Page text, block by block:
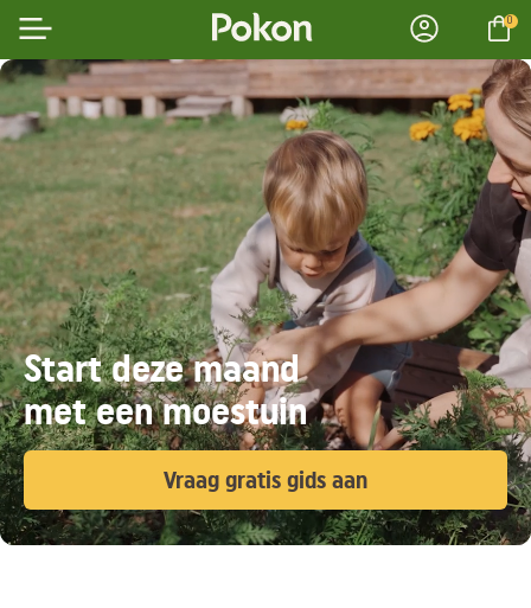
0
Start deze maand
met een moestuin
Vraag gratis gids aan